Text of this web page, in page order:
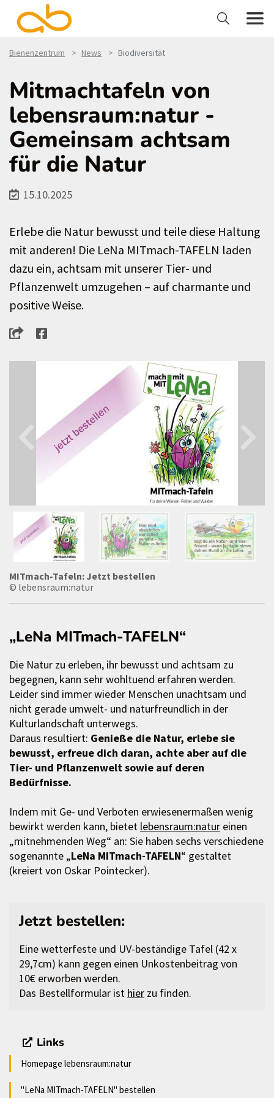
Bienenzentrum News Biodiversität
Mitmachtafeln von
lebensraum:natur -
Gemeinsam achtsam
für die Natur
15.10.2025
Erlebe die Natur bewusst und teile diese Haltung
mit anderen! Die LeNa MITmach-TAFELN laden
dazu ein, achtsam mit unserer Tier- und
Pflanzenwelt umzugehen – auf charmante und
positive Weise.
MITmach-Tafeln: Jetzt bestellen
© lebensraum:natur
„LeNa MITmach-TAFELN“
Die Natur zu erleben, ihr bewusst und achtsam zu
begegnen, kann sehr wohltuend erfahren werden.
Leider sind immer wieder Menschen unachtsam und
nicht gerade umwelt- und naturfreundlich in der
Kulturlandschaft unterwegs.
Daraus resultiert: Genieße die Natur, erlebe sie
bewusst, erfreue dich daran, achte aber auf die
Tier- und Pflanzenwelt sowie auf deren
Bedürfnisse.
Indem mit Ge- und Verboten erwiesenermaßen wenig
bewirkt werden kann, bietet lebensraum:natur einen
„mitnehmenden Weg“ an: Sie haben sechs verschiedene
sogenannte „LeNa MITmach-TAFELN“ gestaltet
(kreiert von Oskar Pointecker).
Jetzt bestellen:
Eine wetterfeste und UV-beständige Tafel (42 x
29,7cm) kann gegen einen Unkostenbeitrag von
10€ erworben werden.
Das Bestellformular ist hier zu finden.
Links
Homepage lebensraum:natur
"LeNa MITmach-TAFELN" bestellen